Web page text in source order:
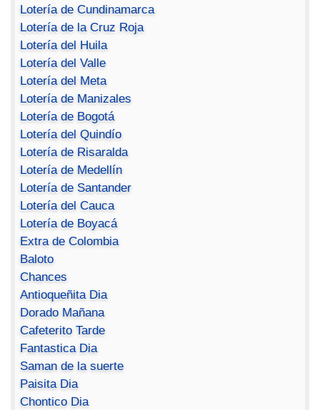
Lotería de Cundinamarca
Lotería de la Cruz Roja
Lotería del Huila
Lotería del Valle
Lotería del Meta
Lotería de Manizales
Lotería de Bogotá
Lotería del Quindío
Lotería de Risaralda
Lotería de Medellín
Lotería de Santander
Lotería del Cauca
Lotería de Boyacá
Extra de Colombia
Baloto
Chances
Antioqueñita Dia
Dorado Mañana
Cafeterito Tarde
Fantastica Dia
Saman de la suerte
Paisita Dia
Chontico Dia